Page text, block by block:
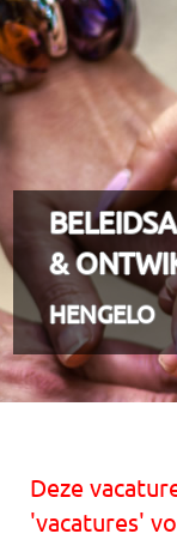
&
HENGELO
Deze
'vacatures'